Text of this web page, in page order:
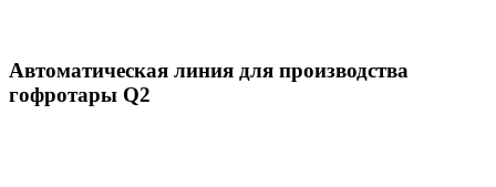
Автоматическая линия для производства
гофротары Q2